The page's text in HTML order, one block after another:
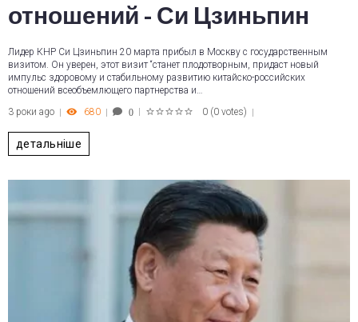
отношений - Си Цзиньпин
Лидер КНР Си Цзиньпин 20 марта прибыл в Москву с государственным
визитом. Он уверен, этот визит “станет плодотворным, придаст новый
импульс здоровому и стабильному развитию китайско-российских
отношений всеобъемлющего партнерства и…
3 роки ago
680 0 0 (0 votes)
детальніше